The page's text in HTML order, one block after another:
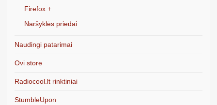
Firefox +
Naršyklės priedai
Naudingi patarimai
Ovi store
Radiocool.lt rinktiniai
StumbleUpon